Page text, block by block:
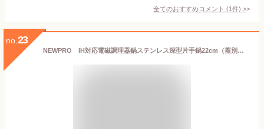
全てのおすすめコメント (1件) >
no. 23
NEWPRO IH対応電磁調理器鍋ステンレス深型片手鍋22cm（蓋別売り）【業務用厨房機器厨房用品専門店】